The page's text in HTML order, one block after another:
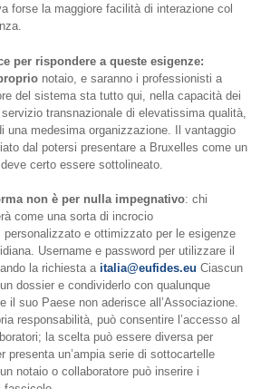
forse la maggiore facilità di interazione col
per rispondere a queste esigenze:
notaio, e saranno i professionisti a
del sistema sta tutto qui, nella capacità dei
transnazionale di elevatissima qualità,
una medesima organizzazione. Il vantaggio
dal potersi presentare a Bruxelles come un
certo essere sottolineato.
non è per nulla impegnativo: chi
come una sorta di incrocio
, personalizzato e ottimizzato per le esigenze
Username e password per utilizzare il
la richiesta a italia@eufides.eu Ciascun
dossier e condividerlo con qualunque
il suo Paese non aderisce all’Associazione.
responsabilità, può consentire l’accesso al
la scelta può essere diversa per
presenta un’ampia serie di sottocartelle
notaio o collaboratore può inserire i